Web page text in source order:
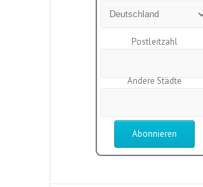
Postleitzahl
Andere Städte